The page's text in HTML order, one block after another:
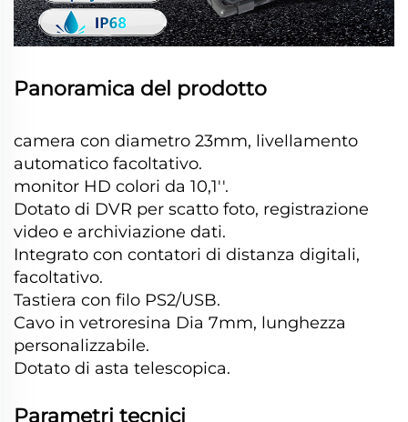
Panoramica del prodotto
camera con diametro 23mm, livellamento
automatico facoltativo.
monitor HD colori da 10,1''.
Dotato di DVR per scatto foto, registrazione
video e archiviazione dati.
Integrato con contatori di distanza digitali,
facoltativo.
Tastiera con filo PS2/USB.
Cavo in vetroresina Dia 7mm, lunghezza
personalizzabile.
Dotato di asta telescopica.
Parametri tecnici